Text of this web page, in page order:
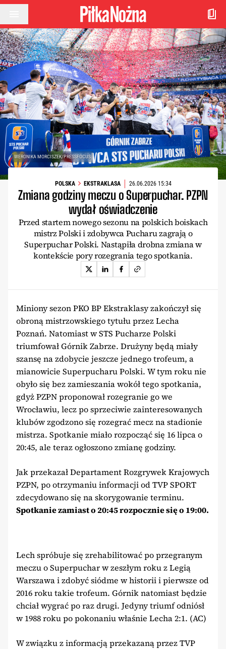
Przejdź do treści
WERONIKA MORCISZEK/PRESSFOCUS
POLSKA EKSTRAKLASA 26.06.2026 15:34
Zmiana godziny meczu o Superpuchar. PZPN
wydał oświadczenie
Przed startem nowego sezonu na polskich boiskach
mistrz Polski i zdobywca Pucharu zagrają o
Superpuchar Polski. Nastąpiła drobna zmiana w
kontekście pory rozegrania tego spotkania.
Miniony sezon PKO BP Ekstraklasy zakończył się
obroną mistrzowskiego tytułu przez Lecha
Poznań. Natomiast w STS Pucharze Polski
triumfował Górnik Zabrze. Drużyny będą miały
szansę na zdobycie jeszcze jednego trofeum, a
mianowicie Superpucharu Polski. W tym roku nie
obyło się bez zamieszania wokół tego spotkania,
gdyż PZPN proponował rozegranie go we
Wrocławiu, lecz po sprzeciwie zainteresowanych
klubów zgodzono się rozegrać mecz na stadionie
mistrza. Spotkanie miało rozpocząć się 16 lipca o
20:45, ale teraz ogłoszono zmianę godziny.
Jak przekazał Departament Rozgrywek Krajowych
PZPN, po otrzymaniu informacji od TVP SPORT
zdecydowano się na skorygowanie terminu.
Spotkanie zamiast o 20:45 rozpocznie się o 19:00.
Lech spróbuje się zrehabilitować po przegranym
meczu o Superpuchar w zeszłym roku z Legią
Warszawa i zdobyć siódme w historii i pierwsze od
2016 roku takie trofeum. Górnik natomiast będzie
chciał wygrać po raz drugi. Jedyny triumf odniósł
w 1988 roku po pokonaniu właśnie Lecha 2:1. (AC)
W związku z informacją przekazaną przez TVP